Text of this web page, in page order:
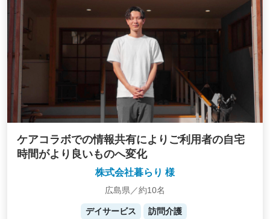
ケアコラボでの情報共有によりご利用者の自宅
時間がより良いものへ変化
株式会社暮らり 様
広島県／約10名
デイサービス 訪問介護